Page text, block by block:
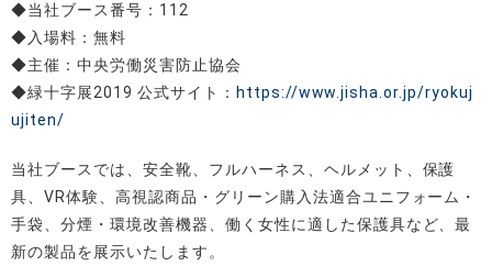
◆当社ブース番号：112
◆入場料：無料
◆主催：中央労働災害防止協会
◆緑十字展2019 公式サイト： https://www.jisha.or.jp/ryokuj
ujiten/
当社ブースでは、安全靴、フルハーネス、ヘルメット、保護
具、VR体験、高視認商品・グリーン購入法適合ユニフォーム・
手袋、分煙・環境改善機器、働く女性に適した保護具など、最
新の製品を展示いたします。